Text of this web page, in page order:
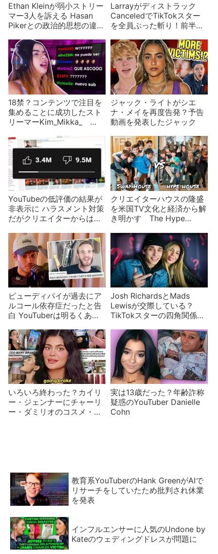
Ethan Kleinが弱小ストリー
マー3人を訴える Hasan
Pikerとの政治的思想の違い
Larrayがディストラック
CanceledでTikTokスター
を全員ぶった斬り！前半
18禁？コンテンツで注目を
集めることに成功したスト
リーマーKim_Mikka_
る
ジャック・ライトがシエ
ナ・メイを再度告発？予告
動画を発表したジャック
YouTubeの低評価の結果が
非表示に ハラスメント対策
だがクリエイターからは不
クリエイターハウスの隆盛
を米国TV文化と経済から解
き明かす The Hype
Alpha House、……
ピューディパイが過去にア
ルコール依存症だったと告
白 YouTuberは明るくあれ
Josh RichardsとMads
Lewisが交際している？
TikTokスターの四角関係が
いろいろ終わった？カイリ
ー・ジェンナーにチャーリ
ー・ダミリオのコスメ・ア
実は13歳だった？年齢詐称
疑惑のYouTuber Danielle
Cohn
教育系YouTuberのHank GreenがAIで
リサーチをしていたため批判され休業
を発表
インフルエンサーに人気のUndone by
Kateのウェディングドレスが問題に